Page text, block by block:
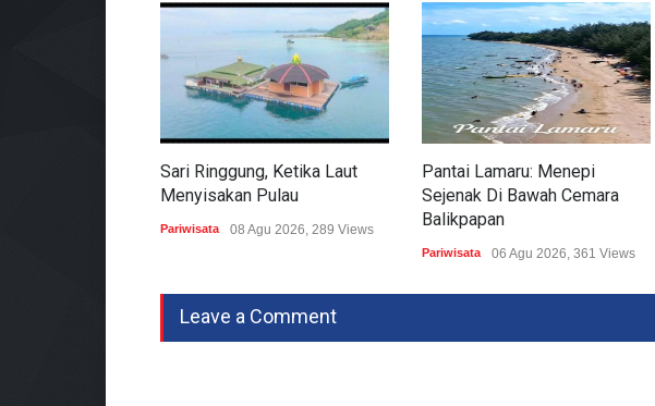
Sari Ringgung, Ketika Laut
Menyisakan Pulau
Pariwisata 08 Agu 2026, 289 Views
Pantai Lamaru: Menepi
Sejenak Di Bawah Cemara
Balikpapan
Pariwisata 06 Agu 2026, 361 Views
Leave a Comment